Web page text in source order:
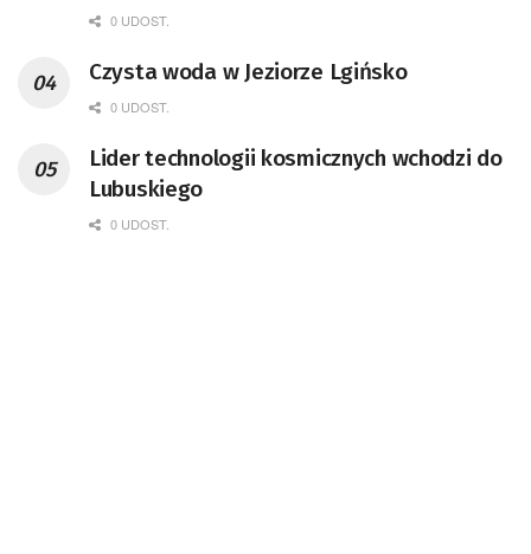
pracownik CERN w Genewie,
doktor habilitowany nauk fizycznych,
koordynator Rady Sektorowej ds.
Kosmicznego oraz członek Komitetu
Badań Kosmicznych i Satelitarnych PAN.
0 UDOST.
Czysta woda w Jeziorze Lgińsko
0 UDOST.
Lider technologii kosmicznych wchodzi do
Lubuskiego
0 UDOST.